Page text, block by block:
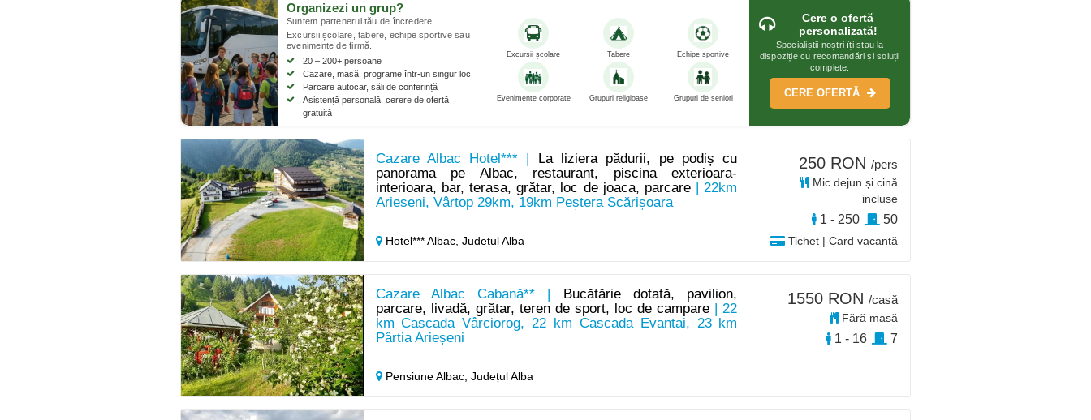
Organizezi un grup?
Suntem partenerul tău de încredere!
Excursii școlare, tabere, echipe sportive sau
evenimente de firmă.
20 – 200+ persoane
Cazare, masă, programe într-un singur loc
Parcare autocar, săli de conferință
Asistență personală, cerere de ofertă
gratuită
Excursii școlare Tabere Echipe sportive
Evenimente corporate Grupuri religioase Grupuri de seniori
Cere o ofertă
personalizată!
Specialiștii noștri îți stau la
dispoziție cu recomandări și soluții
complete.
CERE OFERTĂ
Cazare Albac Hotel*** |
La liziera pădurii, pe podiș cu
panorama pe Albac, restaurant, piscina exterioara-
interioara, bar, terasa, grătar, loc de joaca, parcare | 22km
Arieseni, Vârtop 29km, 19km Peștera Scărișoara
Hotel*** Albac, Județul Alba Tichet | Card vacanță
250 RON /pers
Mic dejun și cină
incluse
1 - 250 50
Cazare Albac Cabană** |
Bucătărie dotată, pavilion,
parcare, livadă, grătar, teren de sport, loc de campare | 22
km Cascada Vârciorog, 22 km Cascada Evantai, 23 km
Pârtia Arieșeni
Pensiune Albac, Județul Alba
1550 RON /casă
Fără masă
1 - 16 7